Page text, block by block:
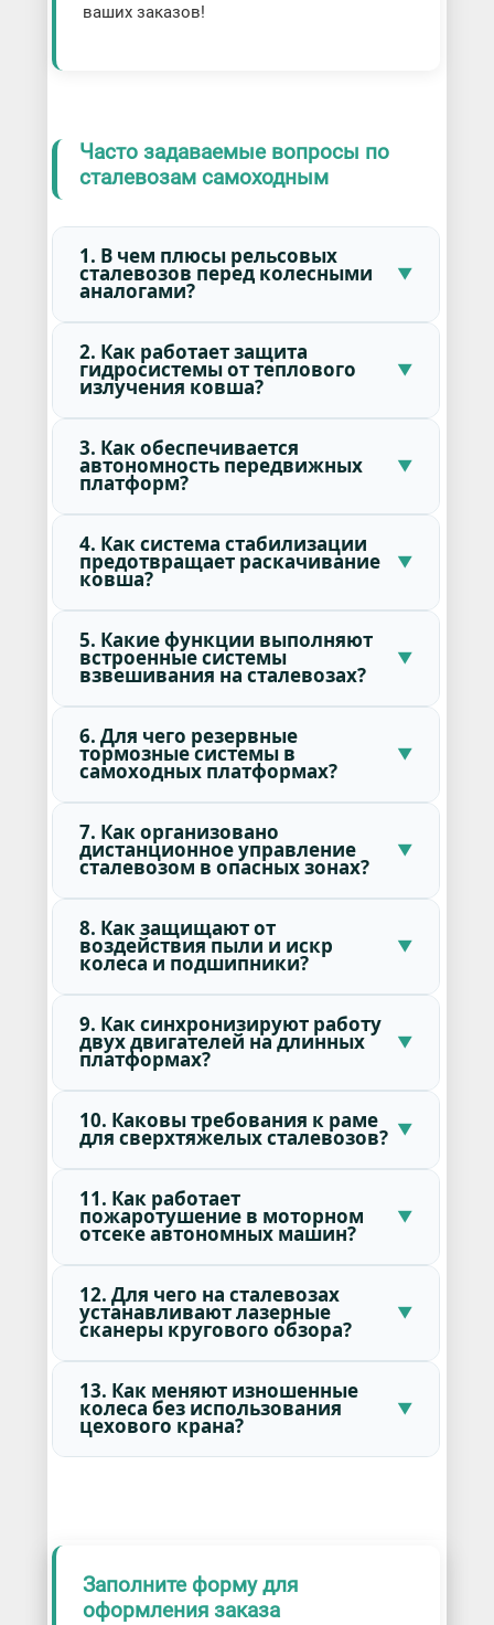
ваших заказов!
Часто задаваемые вопросы по
сталевозам самоходным
1. В чем плюсы рельсовых
сталевозов перед колесными
аналогами?
2. Как работает защита
гидросистемы от теплового
излучения ковша?
3. Как обеспечивается
автономность передвижных
платформ?
4. Как система стабилизации
предотвращает раскачивание
ковша?
5. Какие функции выполняют
встроенные системы
взвешивания на сталевозах?
6. Для чего резервные
тормозные системы в
самоходных платформах?
7. Как организовано
дистанционное управление
сталевозом в опасных зонах?
8. Как защищают от
воздействия пыли и искр
колеса и подшипники?
9. Как синхронизируют работу
двух двигателей на длинных
платформах?
10. Каковы требования к раме
для сверхтяжелых сталевозов?
11. Как работает
пожаротушение в моторном
отсеке автономных машин?
12. Для чего на сталевозах
устанавливают лазерные
сканеры кругового обзора?
13. Как меняют изношенные
колеса без использования
цехового крана?
Заполните форму для
оформления заказа